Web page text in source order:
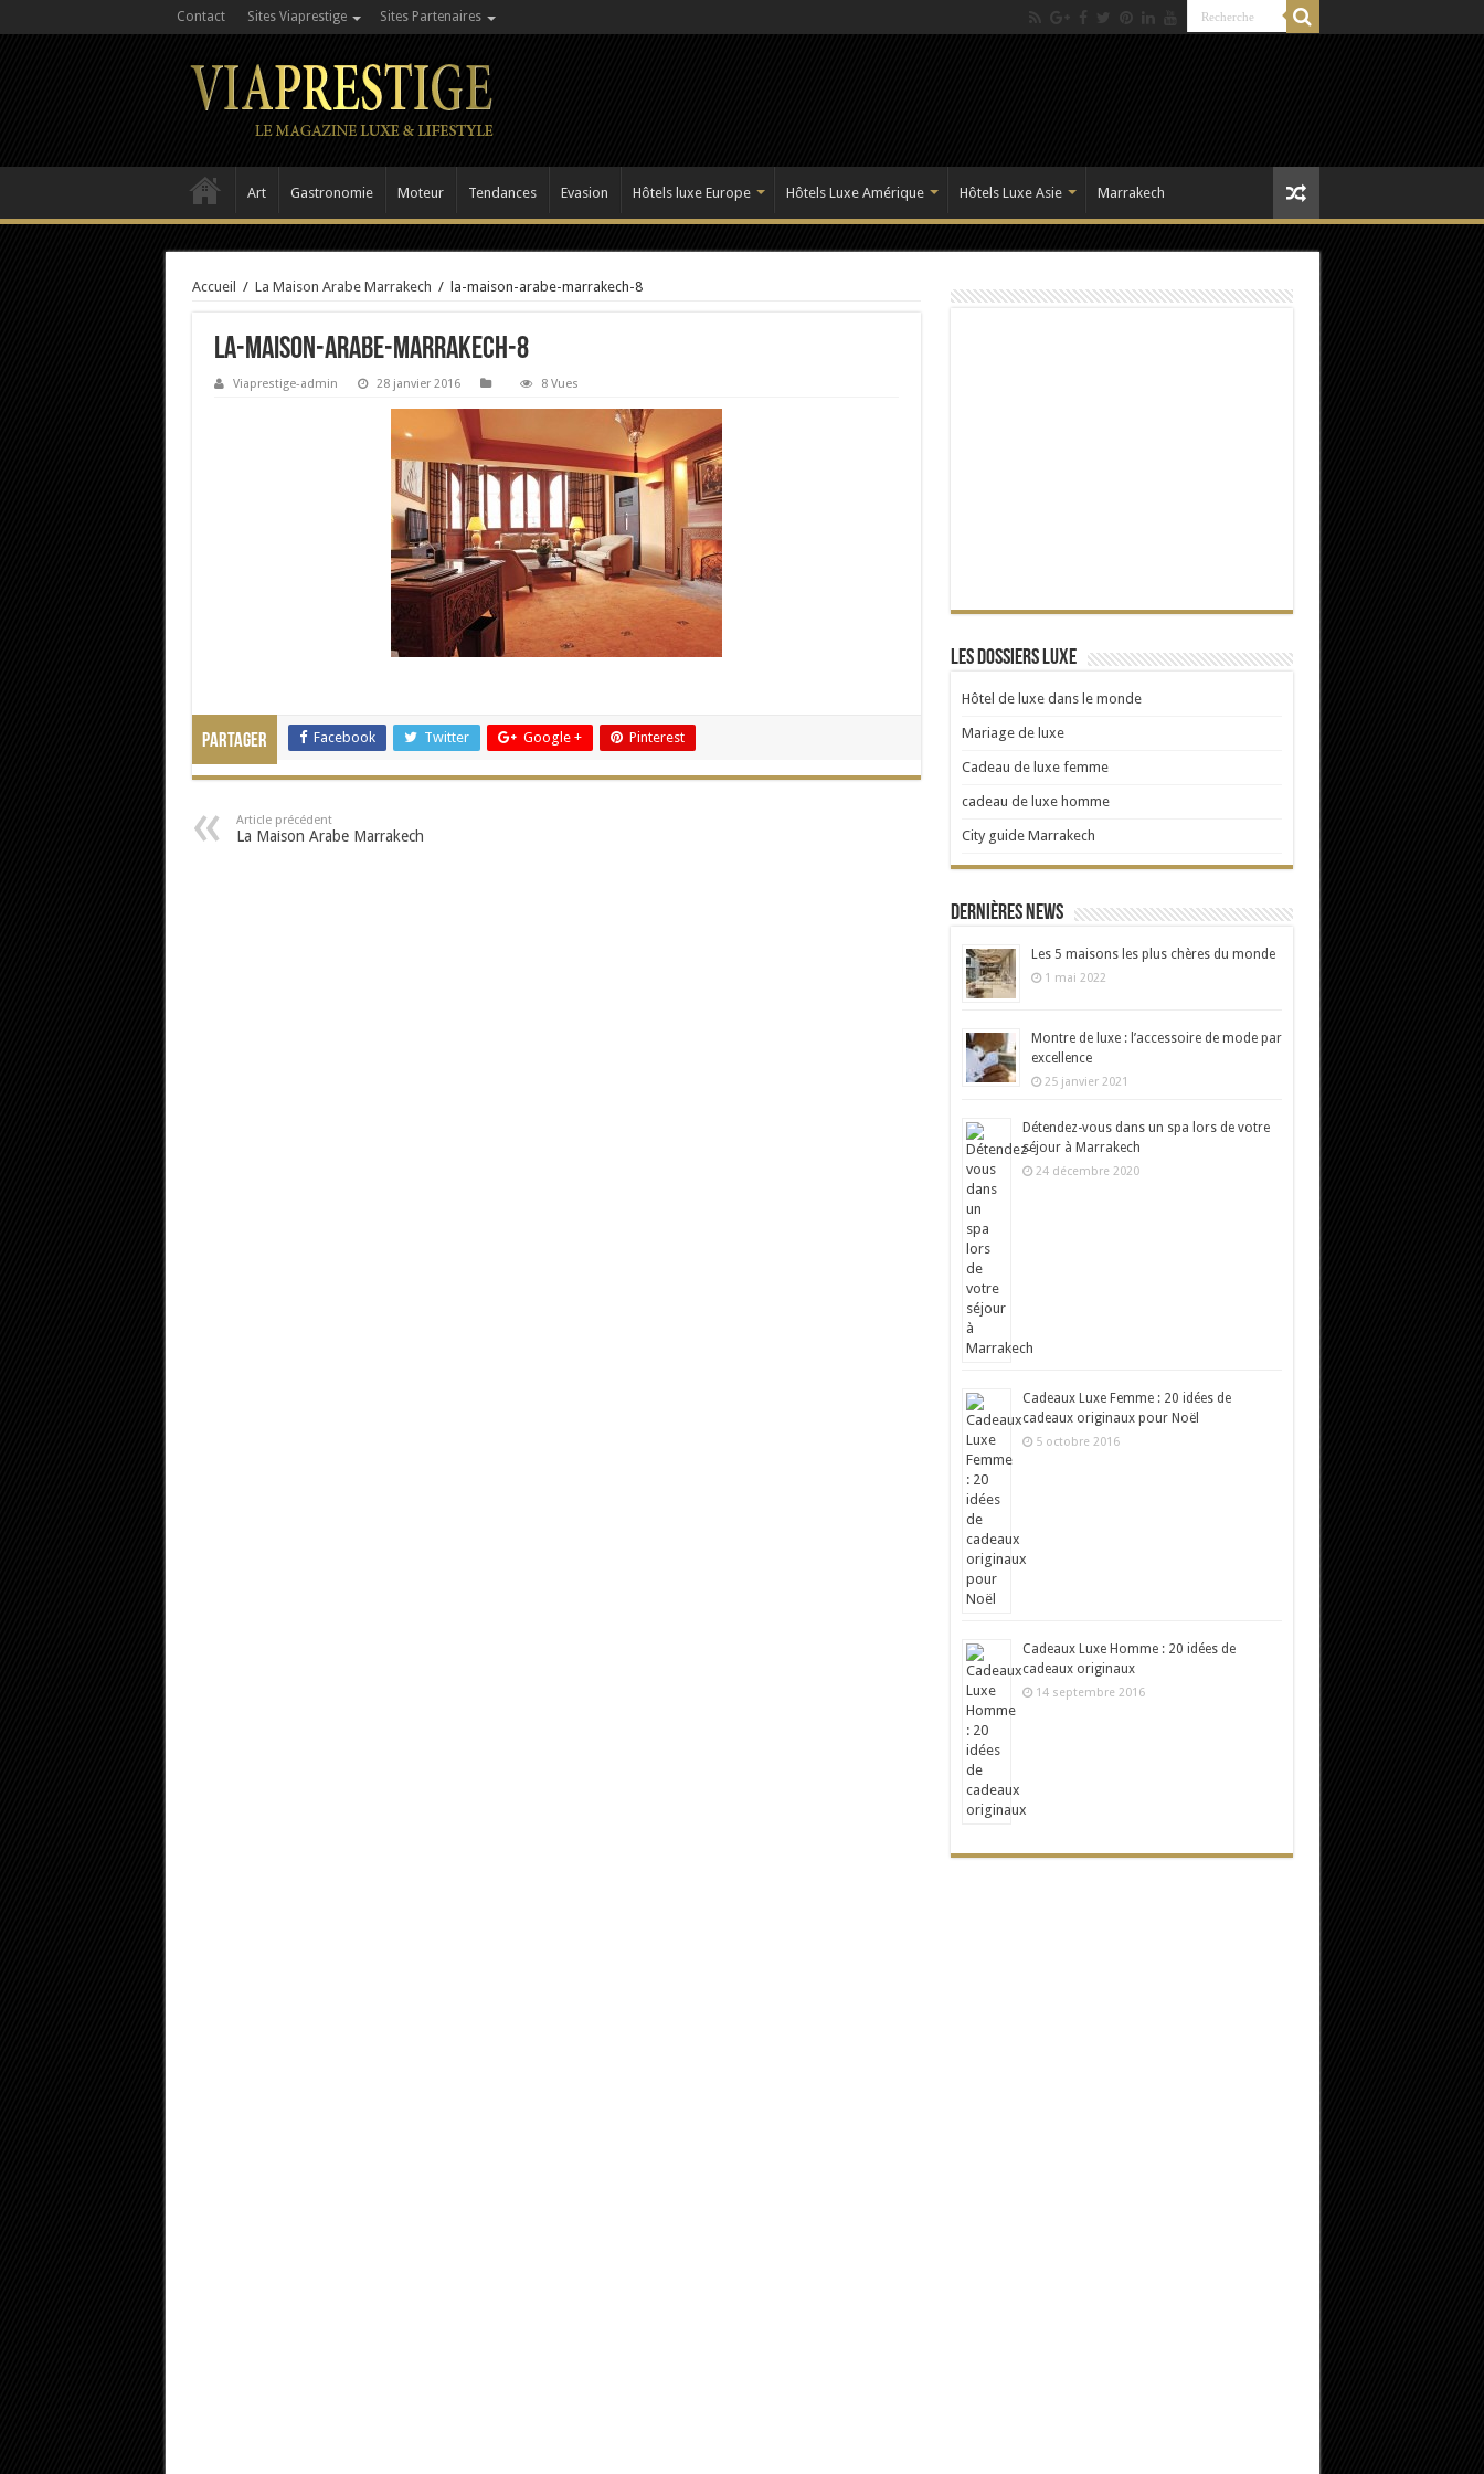
Contact Sites Viaprestige Sites Partenaires
Art Gastronomie Moteur Tendances Evasion Hôtels luxe Europe Hôtels Luxe Amérique Hôtels Luxe Asie Marrakech
Accueil / La Maison Arabe Marrakech / la-maison-arabe-marrakech-8
la-maison-arabe-marrakech-8
Viaprestige-admin 28 janvier 2016 8 Vues
Partager Facebook Twitter Google + Pinterest
Article précédent
La Maison Arabe Marrakech
Les dossiers Luxe
Hôtel de luxe dans le monde
Mariage de luxe
Cadeau de luxe femme
cadeau de luxe homme
City guide Marrakech
Dernières news
Les 5 maisons les plus chères du monde
1 mai 2022
Montre de luxe : l’accessoire de mode par
excellence
25 janvier 2021
Détendez-vous dans un spa lors de votre
séjour à Marrakech
24 décembre 2020
Cadeaux Luxe Femme : 20 idées de
cadeaux originaux pour Noël
5 octobre 2016
Cadeaux Luxe Homme : 20 idées de
cadeaux originaux
14 septembre 2016